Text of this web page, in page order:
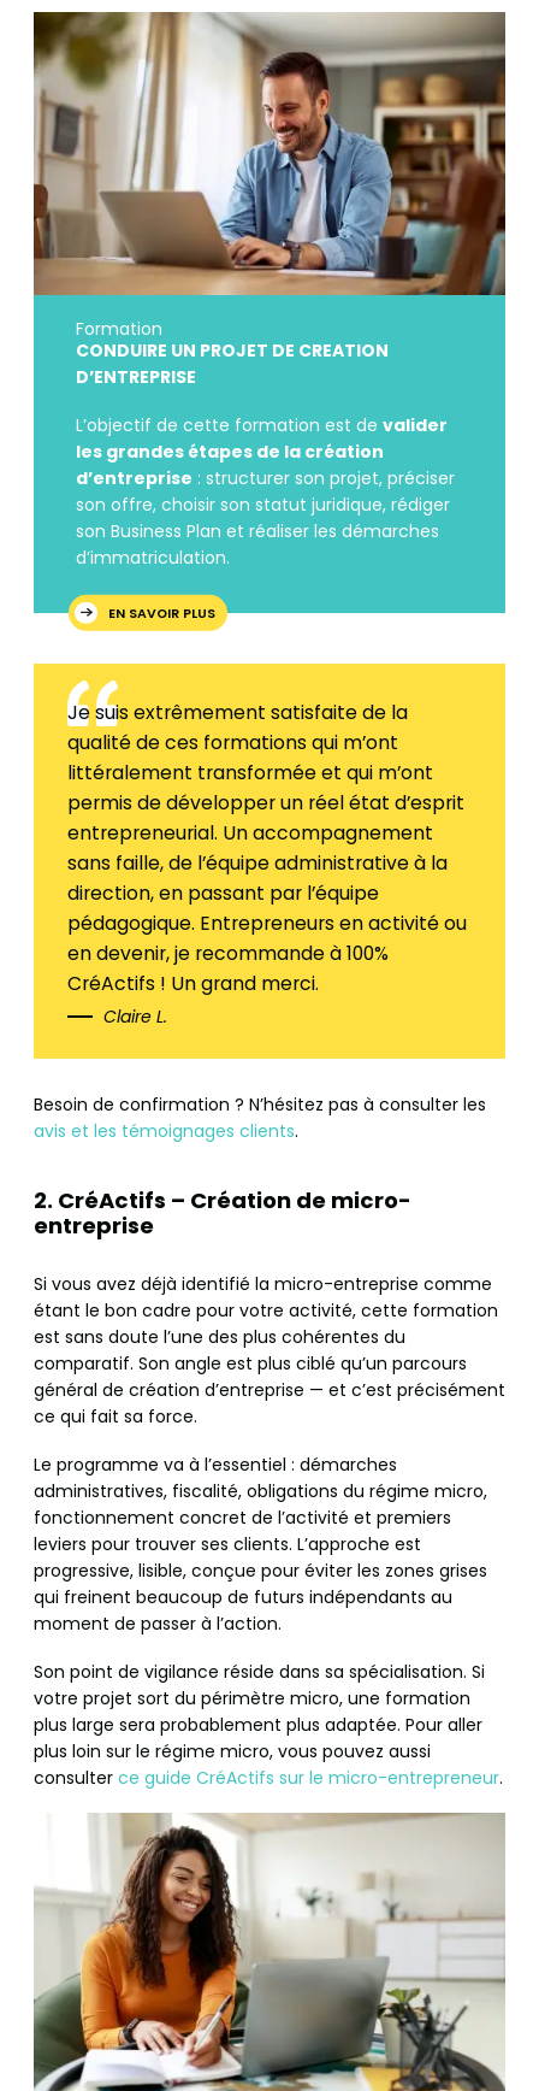
Formation
CONDUIRE UN PROJET DE CREATION
D’ENTREPRISE
L’objectif de cette formation est de valider
les grandes étapes de la création
d’entreprise : structurer son projet, préciser
son offre, choisir son statut juridique, rédiger
son Business Plan et réaliser les démarches
d’immatriculation.
EN SAVOIR PLUS
Je suis extrêmement satisfaite de la
qualité de ces formations qui m’ont
littéralement transformée et qui m’ont
permis de développer un réel état d’esprit
entrepreneurial. Un accompagnement
sans faille, de l’équipe administrative à la
direction, en passant par l’équipe
pédagogique. Entrepreneurs en activité ou
en devenir, je recommande à 100%
CréActifs ! Un grand merci.
Claire L.
Besoin de confirmation ? N’hésitez pas à consulter les
avis et les témoignages clients.
2. CréActifs – Création de micro-
entreprise
Si vous avez déjà identifié la micro-entreprise comme
étant le bon cadre pour votre activité, cette formation
est sans doute l’une des plus cohérentes du
comparatif. Son angle est plus ciblé qu’un parcours
général de création d’entreprise — et c’est précisément
ce qui fait sa force.
Le programme va à l’essentiel : démarches
administratives, fiscalité, obligations du régime micro,
fonctionnement concret de l’activité et premiers
leviers pour trouver ses clients. L’approche est
progressive, lisible, conçue pour éviter les zones grises
qui freinent beaucoup de futurs indépendants au
moment de passer à l’action.
Son point de vigilance réside dans sa spécialisation. Si
votre projet sort du périmètre micro, une formation
plus large sera probablement plus adaptée. Pour aller
plus loin sur le régime micro, vous pouvez aussi
consulter ce guide CréActifs sur le micro-entrepreneur.